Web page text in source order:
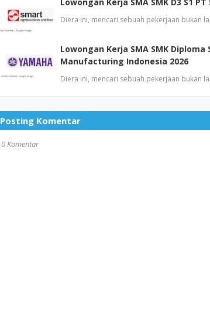
Diera ini, mencari sebuah pekerjaan bukan
Lowongan Kerja SMA SMK Diploma
Manufacturing Indonesia 2026
Diera ini, mencari sebuah pekerjaan bukan
Posting Komentar
0 Komentar